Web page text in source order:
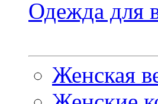
Одежда для
Женская